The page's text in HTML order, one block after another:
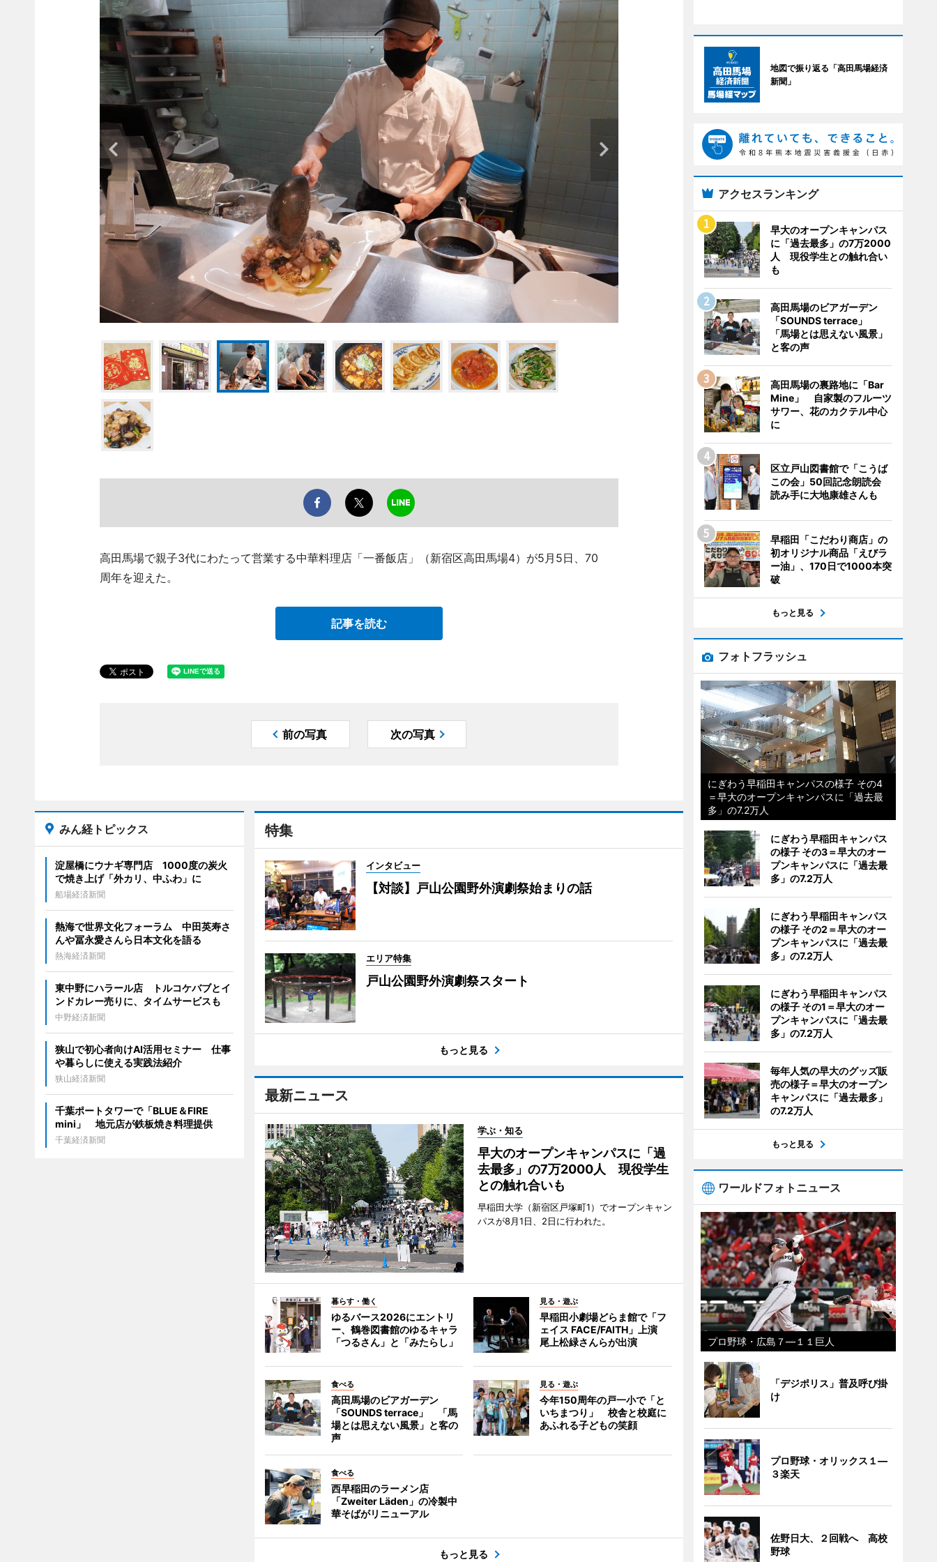
高田馬場で親子3代にわたって営業する中華料理店「一番飯店」（新宿区高田馬場4）が5月5日、70
周年を迎えた。
記事を読む
前の写真 次の写真
特集
インタビュー
【対談】戸山公園野外演劇祭始まりの話
エリア特集
戸山公園野外演劇祭スタート
もっと見る
最新ニュース
学ぶ・知る
早大のオープンキャンパスに「過
去最多」の7万2000人 現役学生
との触れ合いも
早稲田大学（新宿区戸塚町1）でオープンキャン
パスが8月1日、2日に行われた。
暮らす・働く
ゆるバース2026にエントリ
ー、鶴巻図書館のゆるキャラ
「つるさん」と「みたらし」
見る・遊ぶ
早稲田小劇場どらま館で「フ
ェイス FACE/FAITH」上演
尾上松緑さんらが出演
食べる
高田馬場のビアガーデン
「SOUNDS terrace」 「馬
場とは思えない風景」と客の
声
見る・遊ぶ
今年150周年の戸一小で「と
いちまつり」 校舎と校庭に
あふれる子どもの笑顔
食べる
西早稲田のラーメン店
「Zweiter Läden」の冷製中
華そばがリニューアル
もっと見る
みん経トピックス
淀屋橋にウナギ専門店 1000度の炭火
で焼き上げ「外カリ、中ふわ」に
船場経済新聞
熱海で世界文化フォーラム 中田英寿さ
んや冨永愛さんら日本文化を語る
熱海経済新聞
東中野にハラール店 トルコケバブとイ
ンドカレー売りに、タイムサービスも
中野経済新聞
狭山で初心者向けAI活用セミナー 仕事
や暮らしに使える実践法紹介
狭山経済新聞
千葉ポートタワーで「BLUE＆FIRE
mini」 地元店が鉄板焼き料理提供
千葉経済新聞
地図で振り返る「高田馬場経済
新聞」
アクセスランキング
早大のオープンキャンパス
に「過去最多」の7万2000
人 現役学生との触れ合い
も
高田馬場のビアガーデン
「SOUNDS terrace」
「馬場とは思えない風景」
と客の声
高田馬場の裏路地に「Bar
Mine」 自家製のフルーツ
サワー、花のカクテル中心
に
区立戸山図書館で「こうば
この会」50回記念朗読会
読み手に大地康雄さんも
早稲田「こだわり商店」の
初オリジナル商品「えびラ
ー油」、170日で1000本突
破
もっと見る
フォトフラッシュ
にぎわう早稲田キャンパスの様子 その4
＝早大のオープンキャンパスに「過去最
多」の7.2万人
にぎわう早稲田キャンパス
の様子 その3＝早大のオー
プンキャンパスに「過去最
多」の7.2万人
にぎわう早稲田キャンパス
の様子 その2＝早大のオー
プンキャンパスに「過去最
多」の7.2万人
にぎわう早稲田キャンパス
の様子 その1＝早大のオー
プンキャンパスに「過去最
多」の7.2万人
毎年人気の早大のグッズ販
売の様子＝早大のオープン
キャンパスに「過去最多」
の7.2万人
もっと見る
ワールドフォトニュース
プロ野球・広島７―１１巨人
「デジポリス」普及呼び掛
け
プロ野球・オリックス１―
３楽天
佐野日大、２回戦へ 高校
野球